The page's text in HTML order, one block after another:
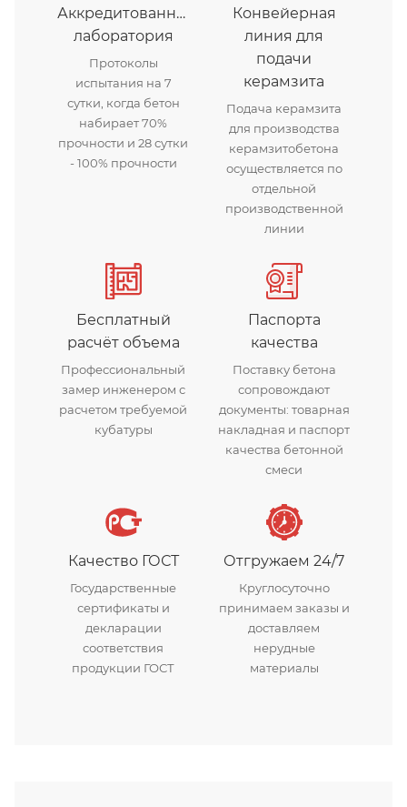
Аккредитованная
лаборатория
Протоколы
испытания на 7
сутки, когда бетон
набирает 70%
прочности и 28 сутки
- 100% прочности
Конвейерная
линия для
подачи
керамзита
Подача керамзита
для производства
керамзитобетона
осуществляется по
отдельной
производственной
линии
Бесплатный
расчёт объема
Профессиональный
замер инженером с
расчетом требуемой
кубатуры
Паспорта
качества
Поставку бетона
сопровождают
документы: товарная
накладная и паспорт
качества бетонной
смеси
Качество ГОСТ
Государственные
сертификаты и
декларации
соответствия
продукции ГОСТ
Отгружаем 24/7
Круглосуточно
принимаем заказы и
доставляем
нерудные
материалы